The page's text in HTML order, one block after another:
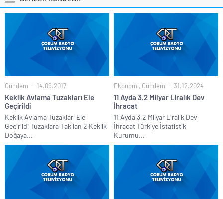
Gündem 14.09.2017
Keklik Avlama Tuzakları Ele
Geçirildi
Keklik Avlama Tuzakları Ele
Geçirildi Tuzaklara Takılan 2 Keklik
Doğaya...
Ekonomi, Gündem 31.12.2024
11 Ayda 3,2 Milyar Liralık Dev
İhracat
11 Ayda 3,2 Milyar Liralık Dev
İhracat Türkiye İstatistik
Kurumu...